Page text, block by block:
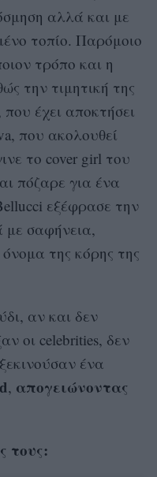
αλλά και με
τοπίο. Παρόμοιο
τρόπο και η
την τιμητική της
που έχει αποκτήσει
που ακολουθεί
το cover girl του
πόζαρε για ένα
εξέφρασε την
σαφήνεια,
της κόρης της
αν και δεν
οι celebrities, δεν
ένα
, απογειώνοντας
τους: